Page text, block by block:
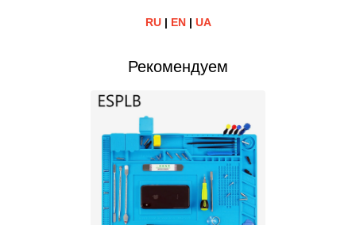
RU| EN| UA
Рекомендуем